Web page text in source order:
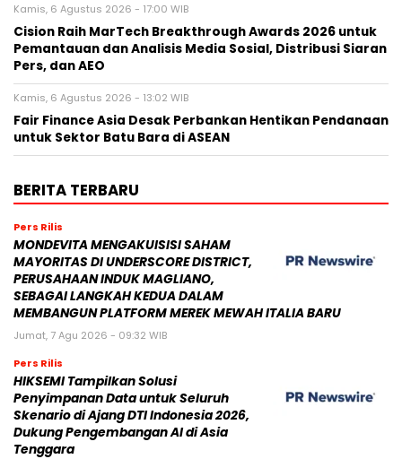
Kamis, 6 Agustus 2026 - 17:00 WIB
Cision Raih MarTech Breakthrough Awards 2026 untuk
Pemantauan dan Analisis Media Sosial, Distribusi Siaran
Pers, dan AEO
Kamis, 6 Agustus 2026 - 13:02 WIB
Fair Finance Asia Desak Perbankan Hentikan Pendanaan
untuk Sektor Batu Bara di ASEAN
BERITA TERBARU
Pers Rilis
MONDEVITA MENGAKUISISI SAHAM
MAYORITAS DI UNDERSCORE DISTRICT,
PERUSAHAAN INDUK MAGLIANO,
SEBAGAI LANGKAH KEDUA DALAM
MEMBANGUN PLATFORM MEREK MEWAH ITALIA BARU
Jumat, 7 Agu 2026 - 09:32 WIB
Pers Rilis
HIKSEMI Tampilkan Solusi
Penyimpanan Data untuk Seluruh
Skenario di Ajang DTI Indonesia 2026,
Dukung Pengembangan AI di Asia
Tenggara